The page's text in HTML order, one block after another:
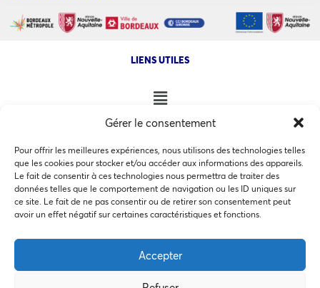
Gérer le consentement
Pour offrir les meilleures expériences, nous utilisons des technologies telles
que les cookies pour stocker et/ou accéder aux informations des appareils.
Le fait de consentir à ces technologies nous permettra de traiter des
données telles que le comportement de navigation ou les ID uniques sur
ce site. Le fait de ne pas consentir ou de retirer son consentement peut
avoir un effet négatif sur certaines caractéristiques et fonctions.
Accepter
Ce site utilise des cookies pour les statistiques et pour
politique de confidentialité
LIENS UTILES
NOS AUTRES SITES
COPYRIGHT @ 2026 - INVEST IN BORDEAUX - 32 Allées d'Orléans